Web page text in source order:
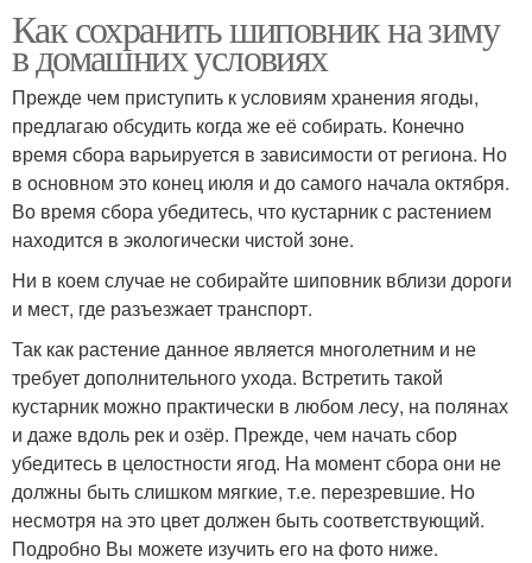
Как сохранить шиповник на зиму
в домашних условиях
Прежде чем приступить к условиям хранения ягоды,
предлагаю обсудить когда же её собирать. Конечно
время сбора варьируется в зависимости от региона. Но
в основном это конец июля и до самого начала октября.
Во время сбора убедитесь, что кустарник с растением
находится в экологически чистой зоне.
Ни в коем случае не собирайте шиповник вблизи дороги
и мест, где разъезжает транспорт.
Так как растение данное является многолетним и не
требует дополнительного ухода. Встретить такой
кустарник можно практически в любом лесу, на полянах
и даже вдоль рек и озёр. Прежде, чем начать сбор
убедитесь в целостности ягод. На момент сбора они не
должны быть слишком мягкие, т.е. перезревшие. Но
несмотря на это цвет должен быть соответствующий.
Подробно Вы можете изучить его на фото ниже.